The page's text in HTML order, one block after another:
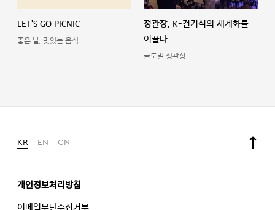
LET'S GO PICNIC
좋은 날, 맛있는 음식
정관장, K-건기식의 세계화를
이끌다
글로벌 정관장
KR EN CN
개인정보처리방침
이메일무단수집거부